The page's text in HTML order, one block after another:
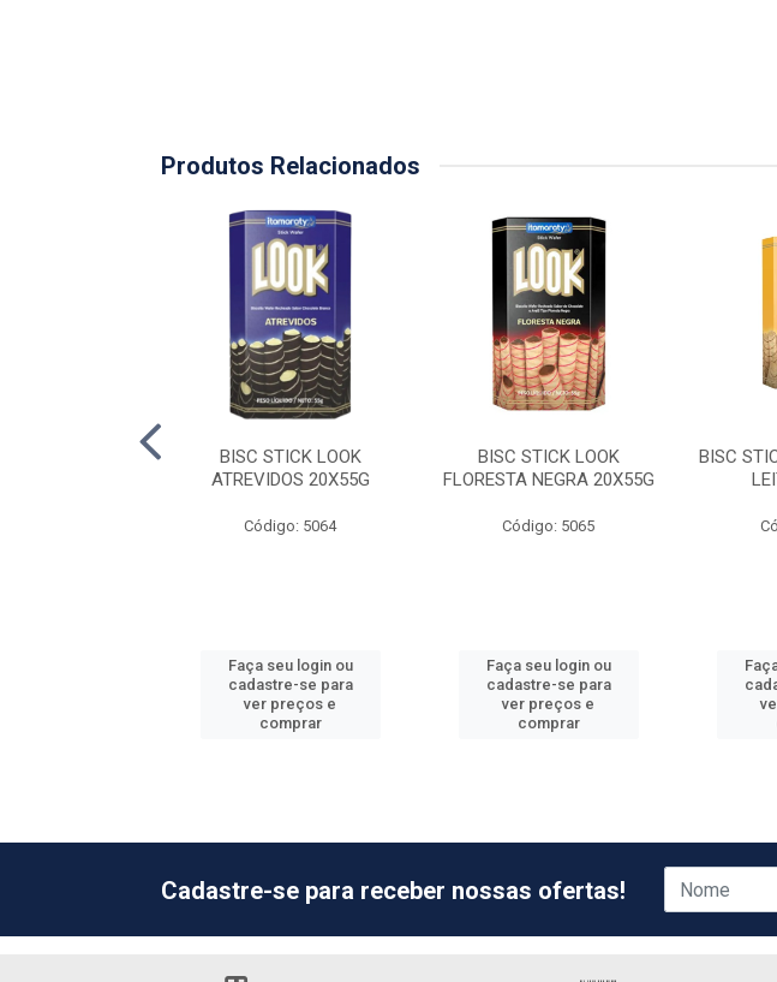
Produtos Relacionados
BISC STICK LOOK
ATREVIDOS 20X55G
Código: 5064
Faça seu login ou
cadastre-se para
ver preços e
comprar
BISC STICK LOOK
FLORESTA NEGRA 20X55G
Código: 5065
Faça seu login ou
cadastre-se para
ver preços e
comprar
BISC
Cadastre-se para receber nossas ofertas!